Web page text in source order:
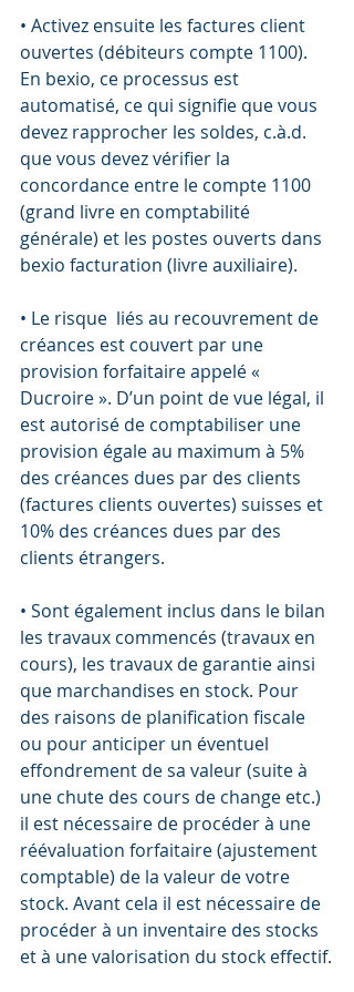
• Activez ensuite les factures client
ouvertes (débiteurs compte 1100).
En bexio, ce processus est
automatisé, ce qui signifie que vous
devez rapprocher les soldes, c.à.d.
que vous devez vérifier la
concordance entre le compte 1100
(grand livre en comptabilité
générale) et les postes ouverts dans
bexio facturation (livre auxiliaire).
• Le risque  liés au recouvrement de
créances est couvert par une
provision forfaitaire appelé «
Ducroire ». D’un point de vue légal, il
est autorisé de comptabiliser une
provision égale au maximum à 5%
des créances dues par des clients
(factures clients ouvertes) suisses et
10% des créances dues par des
clients étrangers.
• Sont également inclus dans le bilan
les travaux commencés (travaux en
cours), les travaux de garantie ainsi
que marchandises en stock. Pour
des raisons de planification fiscale
ou pour anticiper un éventuel
effondrement de sa valeur (suite à
une chute des cours de change etc.)
il est nécessaire de procéder à une
réévaluation forfaitaire (ajustement
comptable) de la valeur de votre
stock. Avant cela il est nécessaire de
procéder à un inventaire des stocks
et à une valorisation du stock effectif.